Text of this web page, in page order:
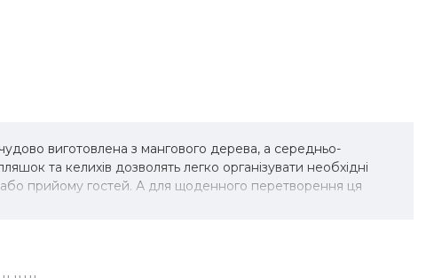
виготовлена ​​з мангового дерева, а середньо-
та келихів дозволять легко організувати необхідні
або прийому гостей. А для щоденного перетворення ця